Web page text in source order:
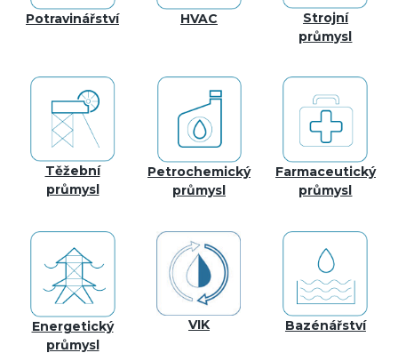
Potravinářství HVAC
Strojní
průmysl
Těžební
průmysl
Petrochemický
průmysl
Farmaceutický
průmysl
Energetický
průmysl
VIK Bazénářství